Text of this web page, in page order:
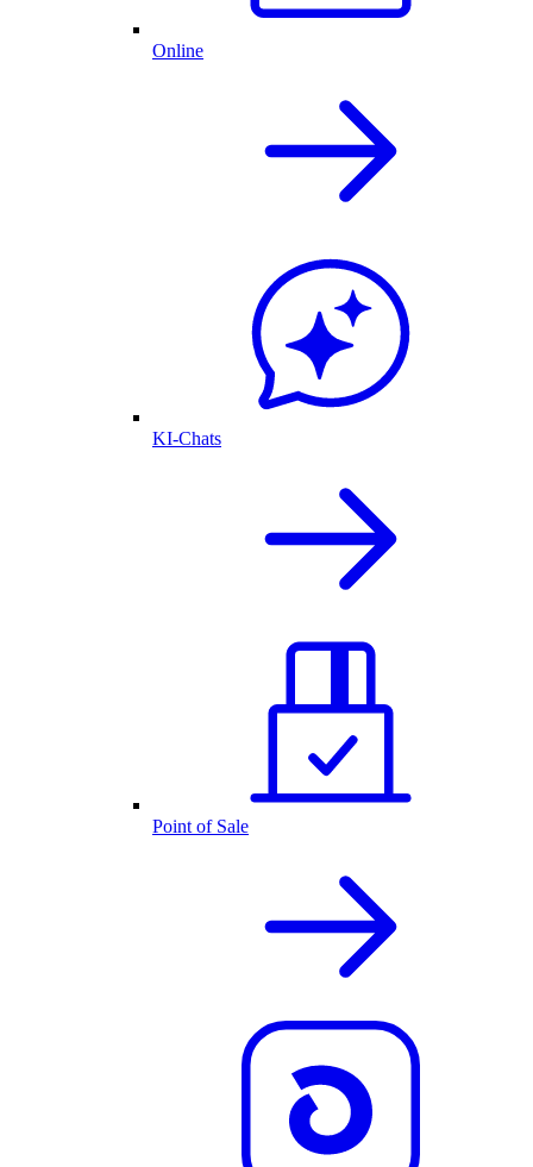
Online
KI-Chats
Point of Sale